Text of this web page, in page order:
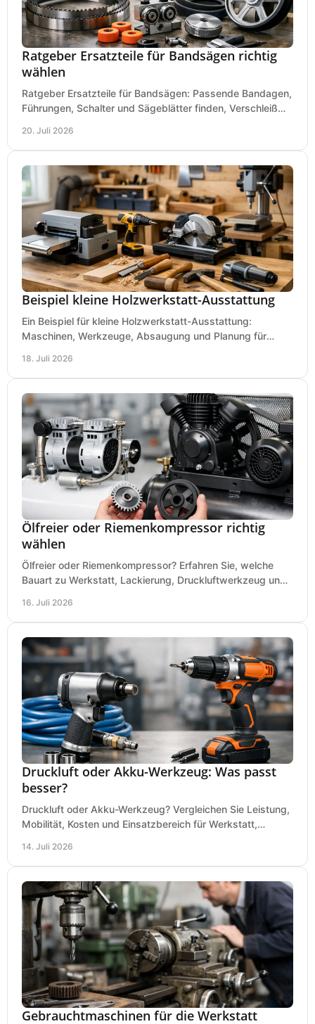
Ratgeber Ersatzteile für Bandsägen richtig
wählen
Ratgeber Ersatzteile für Bandsägen: Passende Bandagen,
Führungen, Schalter und Sägeblätter finden, Verschleiß
20. Juli 2026
Beispiel kleine Holzwerkstatt-Ausstattung
Ein Beispiel für kleine Holzwerkstatt-Ausstattung:
Maschinen, Werkzeuge, Absaugung und Planung für
18. Juli 2026
Ölfreier oder Riemenkompressor richtig
wählen
Ölfreier oder Riemenkompressor? Erfahren Sie, welche
Bauart zu Werkstatt, Lackierung, Druckluftwerkzeug und
16. Juli 2026
Druckluft oder Akku-Werkzeug: Was passt
besser?
Druckluft oder Akku-Werkzeug? Vergleichen Sie Leistung,
Mobilität, Kosten und Einsatzbereich für Werkstatt,
14. Juli 2026
Gebrauchtmaschinen für die Werkstatt